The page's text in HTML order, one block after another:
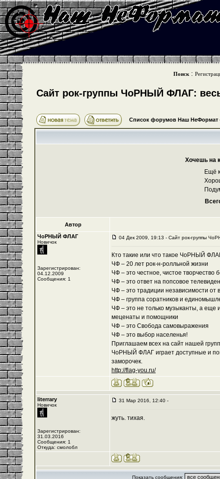
Поиск :
Cайт рок-группы ЧоРНЫЙ ФЛАГ:
Список форумов Наш НеФормат
Хочешь на
Ещё
Автор
ЧоРНЫЙ ФЛАГ
Новичок
Зарегистрирован:
04.12.2009
Сообщения: 1
04 Дек 2009, 19:13 - Cайт рок-группы
Кто такие или что такое ЧоРНЫЙ
ЧФ – 20 лет рок-н-ролльной жизни
ЧФ – это честное, чистое творчество
ЧФ – это ответ на попсовое
ЧФ – это традиции независимости
ЧФ – группа соратников и
ЧФ – это не только музыканты, а еще
меценаты и помощники
ЧФ – это Свобода самовыражения
ЧФ – это выбор населенья!
Приглашаем всех на сайт нашей
ЧоРНЫЙ ФЛАГ играет доступные и
заморочек.
http://flag-you.ru/
literrary
Новичок
Зарегистрирован:
31.03.2016
Сообщения: 1
Откуда: смолобл
31 Мар 2016, 12:40 -
жуть. тихая.
Показать сообщения: